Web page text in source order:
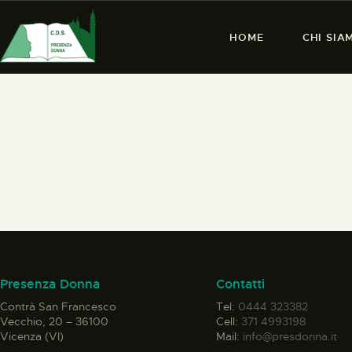
HOME CHI
Presenza Donna
Contrà San Francesco
Vecchio, 20 – 36100
Vicenza (VI)
Contatti
Tel: 0444 323382
Cell: 371 4993198
Mail: info@presdonna.it